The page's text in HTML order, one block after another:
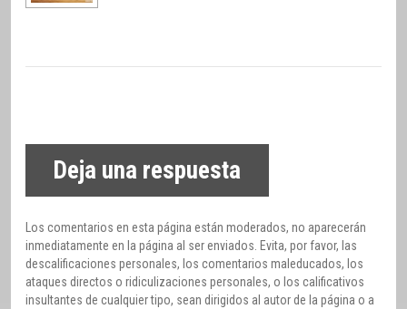
Deja una respuesta
Los comentarios en esta página están moderados, no aparecerán
inmediatamente en la página al ser enviados. Evita, por favor, las
descalificaciones personales, los comentarios maleducados, los
ataques directos o ridiculizaciones personales, o los calificativos
insultantes de cualquier tipo, sean dirigidos al autor de la página o a